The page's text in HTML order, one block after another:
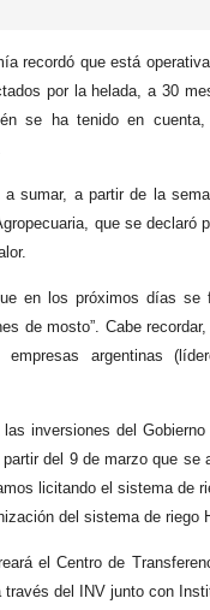
recordó que está
por la helada, a 30
se ha tenido en
sumar, a partir de la
que se declaró
en los próximos días se
de mosto”. Cabe
argentinas
inversiones del
del 9 de marzo que
licitando el sistema de
del sistema de riego
el Centro de
del INV junto con